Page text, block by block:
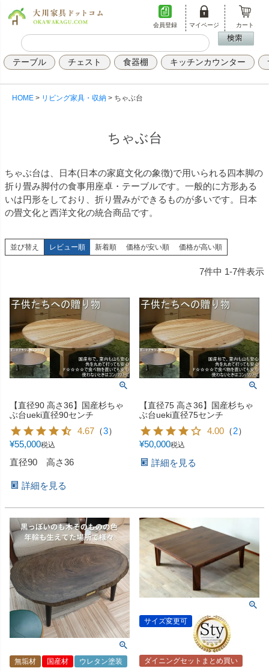
会員登録 マイページ カート
テーブル チェスト 食器棚 キッチンカウンター
HOME リビング家具・収納 ちゃぶ台
ちゃぶ台
ちゃぶ台は、日本(日本の家庭文化の象徴)で用いられる四本脚の
折り畳み脚付の食事用座卓・テーブルです。一般的に方形ある
いは円形をしており、折り畳みができるものが多いです。日本
の畳文化と西洋文化の統合商品です。
並び替え レビュー順 新着順 価格が安い順 価格が高い順
7件中 1-7件表示
【直径90 高さ36】国産杉ちゃ
ぶ台ueki直径90センチ
4.67 （3）
¥55,000税込
直径90 高さ36
詳細を見る
【直径75 高さ36】国産杉ちゃ
ぶ台ueki直径75センチ
4.00 （2）
¥50,000税込
詳細を見る
無垢材 国産材 ウレタン塗装
サイズ変更可
ダイニングセットまとめ買い